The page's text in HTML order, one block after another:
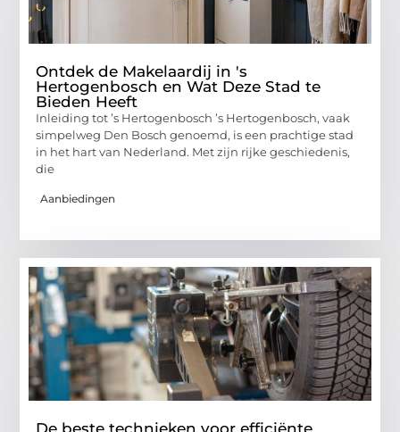
Ontdek de Makelaardij in 's
Hertogenbosch en Wat Deze Stad te
Bieden Heeft
Inleiding tot ’s Hertogenbosch ’s Hertogenbosch, vaak
simpelweg Den Bosch genoemd, is een prachtige stad
in het hart van Nederland. Met zijn rijke geschiedenis,
die
Aanbiedingen
De beste technieken voor efficiënte